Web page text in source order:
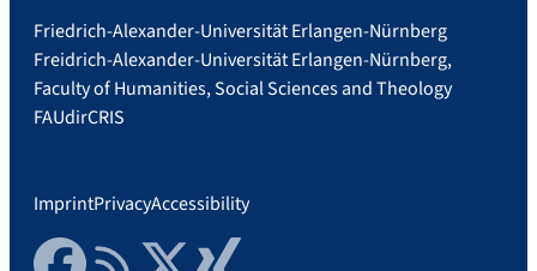
Friedrich-Alexander-Universität Erlangen-Nürnberg
Freidrich-Alexander-Universität Erlangen-Nürnberg,
Faculty of Humanities, Social Sciences and Theology
FAUdirCRIS
ImprintPrivacyAccessibility
FacebookRSS FeedTwitter Xing